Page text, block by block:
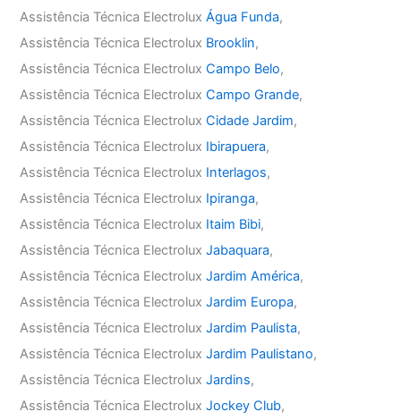
Assistência Técnica ElectroluxÁgua Funda,
Assistência Técnica Electrolux Brooklin,
Assistência Técnica ElectroluxCampo Belo,
Assistência Técnica ElectroluxCampo Grande,
Assistência Técnica ElectroluxCidade Jardim,
Assistência Técnica Electrolux Ibirapuera,
Assistência Técnica Electrolux Interlagos,
Assistência Técnica Electrolux Ipiranga,
Assistência Técnica Electrolux Itaim Bibi,
Assistência Técnica ElectroluxJabaquara,
Assistência Técnica ElectroluxJardim América,
Assistência Técnica ElectroluxJardim Europa,
Assistência Técnica ElectroluxJardim Paulista,
Assistência Técnica ElectroluxJardim Paulistano,
Assistência Técnica ElectroluxJardins,
Assistência Técnica ElectroluxJockey Club,